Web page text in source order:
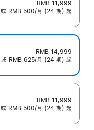
RMB 11,999
或 RMB 500/月 (24 期) 起
RMB 14,999
或 RMB 625/月 (24 期) 起
RMB 11,999
或 RMB 500/月 (24 期) 起